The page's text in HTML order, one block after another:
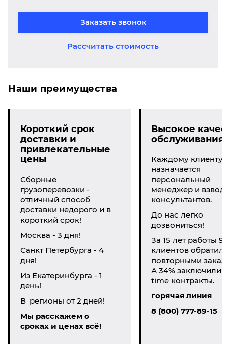
Заказать звонок
Рассчитать стоимость
Наши преимущества
Короткий срок
доставки и
привлекательные
цены
Сборные
грузоперевозки -
отличный способ
доставки недорого и в
короткий срок!
Москва - 3 дня!
Санкт Петербурга - 4
дня!
Из Екатеринбурга - 1
день!
В регионы от 2 дней!
Мы расскажем о
сроках и ценах всё!
Высокое
обслуживания
Каждому клиенту
назначается
персональный
менеджер и взвод
консультантов.
До нас легко
дозвониться!
За 15 лет работы
клиентов
повторными
А 34% заключили
time контракты.
горячая линия
8 (800) 777-89-15